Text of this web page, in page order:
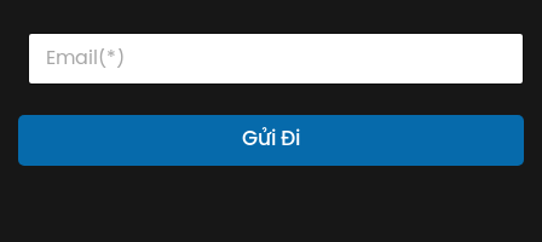
i
*
l
E
a
i
Gửi Đi